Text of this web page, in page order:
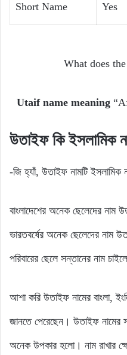
Short Name Yes
What does
Utaif name meaning
উতাইফ কি ইসলামিক
-জি হ্যাঁ, উতাইফ নামটি ইসলামিক
বাংলাদেশের অনেক ছেলেদের নাম
ভারতবর্ষের অনেক ছেলেদের নাম
পরিবারের ছেলে সন্তানের নাম
আশা করি উতাইফ নামের বাংলা,
জানতে পেরেছেন। উতাইফ নামের
অনেক উপকার হলো। নাম রাখার